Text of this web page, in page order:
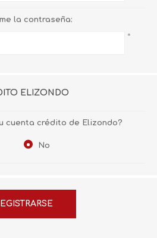
la contraseña:
*
ELIZONDO
cuenta crédito de Elizondo?
No